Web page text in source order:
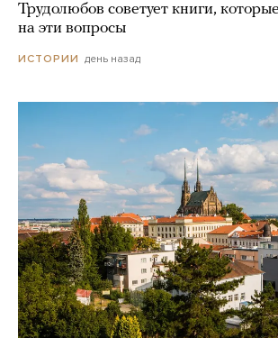
Трудолюбов советует книги,
на эти вопросы
ИСТОРИИ день назад